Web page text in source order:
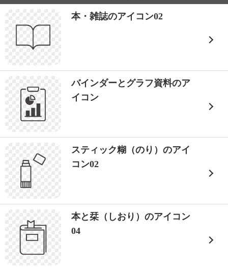
本・雑誌のアイコン02
バインダーとグラフ資料のア
イコン
スティック糊（のり）のアイ
コン02
本と栞（しおり）のアイコン
04